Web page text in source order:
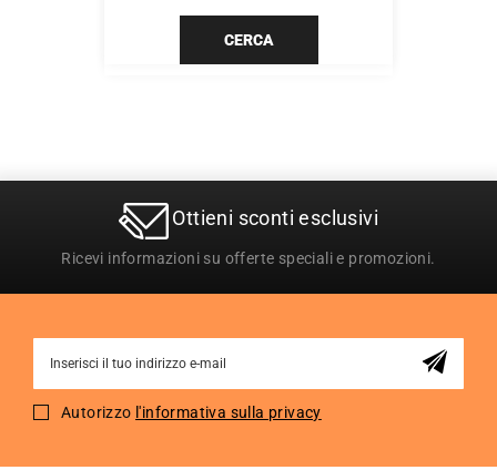
CERCA
Ottieni sconti esclusivi
Ricevi informazioni su offerte speciali e promozioni.
for
Autorizzo l'informativa sulla privacy